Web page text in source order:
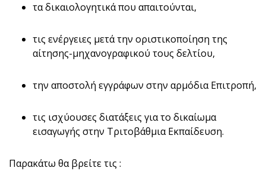
τα δικαιολογητικά που απαιτούνται,
τις ενέργειες μετά την οριστικοποίηση της
αίτησης-μηχανογραφικού τους δελτίου,
την αποστολή εγγράφων στην αρμόδια Επιτροπή,
τις ισχύουσες διατάξεις για το δικαίωμα
εισαγωγής στην Τριτοβάθμια Εκπαίδευση.
Παρακάτω θα βρείτε τις :